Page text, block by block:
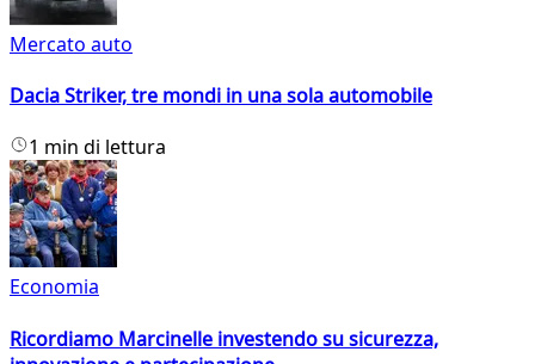
Mercato auto
Dacia Striker, tre mondi in una sola automobile
1 min di lettura
Economia
Ricordiamo Marcinelle investendo su sicurezza,